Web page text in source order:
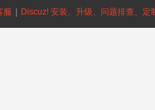
服 Discuz! 安装、升级、问题排查、定